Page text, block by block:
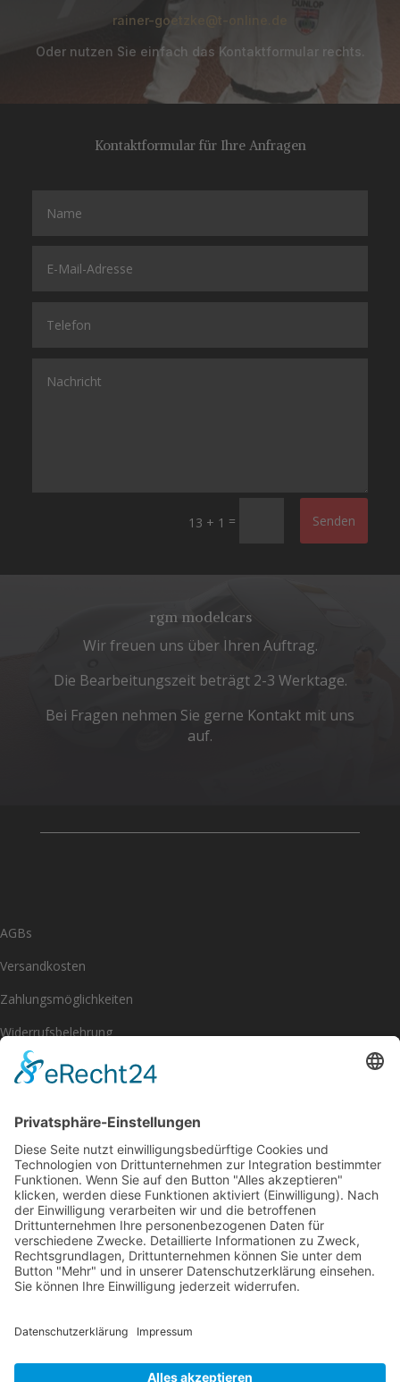
rainer-goetzke@t-online.de
Oder nutzen Sie einfach das Kontaktformular rechts.
Kontaktformular für Ihre Anfragen
13 + 1 = Senden
rgm modelcars
Wir freuen uns über Ihren Auftrag.
Die Bearbeitungszeit beträgt 2-3 Werktage.
Bei Fragen nehmen Sie gerne Kontakt mit uns
auf.
AGBs
Versandkosten
Zahlungsmöglichkeiten
Widerrufsbelehrung
Impressum
[eu_owb_order_withdrawal_button]